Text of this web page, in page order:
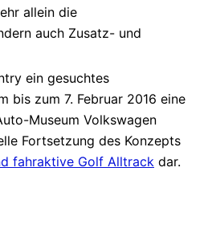
allein die
auch Zusatz- und
ein gesuchtes
bis zum 7. Februar 2016 eine
Museum Volkswagen
Fortsetzung des Konzepts
fahraktive Golf Alltrack dar.